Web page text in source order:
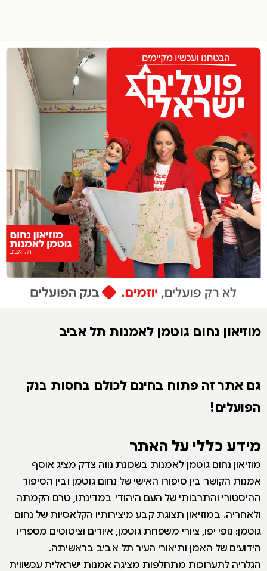
הפרופיל שלי
מוזיאון נחום גוטמן לאמנות תל אביב
גם אתר זה פתוח בחינם לכולם בחסות בנק
הפועלים!
מידע כללי על האתר
מוזיאון נחום גוטמן לאמנות בשכונת נווה צדק מציג אוסף
אמנות הקושר בין סיפורו האישי של נחום גוטמן ובין הסיפור
ההיסטורי והתרבותי של העם היהודי במדינתו, טרם הקמתה
ולאחריה. במוזיאון תצוגת קבע מיצירותיו הקלאסיות של נחום
גוטמן: נופי יפו, ציורי משפחת גוטמן, איורים וציטוטים מספריו
הידועים של האמן ותיאורי העיר תל אביב בראשיתה.
הגלריה לתערוכות מתחלפות מציגה אמנות ישראלית עכשווית